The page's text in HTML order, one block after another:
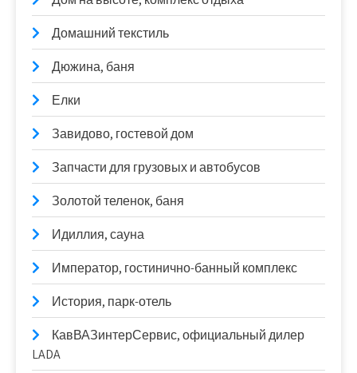
Домашний текстиль
Дюжина, баня
Елки
Завидово, гостевой дом
Запчасти для грузовых и автобусов
Золотой теленок, баня
Идиллия, сауна
Император, гостинично-банный комплекс
История, парк-отель
КавВАЗинтерСервис, официальный дилер
LADA